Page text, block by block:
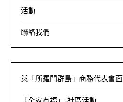
活動
聯絡我們
與「所羅門群島」商務代表會面
「全家有福」-社區活動